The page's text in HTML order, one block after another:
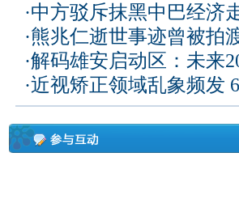
·中方驳斥抹黑中巴经济
·熊兆仁逝世事迹曾被拍
·解码雄安启动区：未来
·近视矫正领域乱象频发